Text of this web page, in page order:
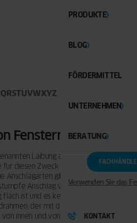
PRODUKTE
BLOG
FÖRDERMITTEL
UNTERNEHMEN
BERATUNG
Verwenden Sie das
KONTAKT
QRSTUVWXYZ
Fenstern
Laibung angebracht. Damit ist die
für diesen Zweck frei gelassen wurde.
Anschlagarten gibt, wird im modernen
Anschlag verwendet. Das
ist und es keine weiteren
der mit dem Mauerwerk
innen und von außen eingesetzt